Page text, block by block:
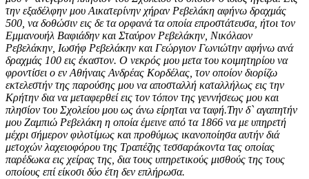
την εξαδέλφην μου Αικατερίνην χήραν Ρεβελάκη αφήνω δραχμάς
500, να δοθώσιν εις δε τα ορφανά τα οποία επροστάτευσα, ήτοι τον
Εμμανουήλ Βαφιάδην και Σταύρον Ρεβελάκην, Νικόλαον
Ρεβελάκην, Ιωσήφ Ρεβελάκην και Γεώργιον Γωνιώτην αφήνω ανά
δραχμάς 100 εις έκαστον. Ο νεκρός μου μετα του κοιμητηρίου να
φροντίσει ο εν Αθήναις Ανδρέας Κορδέλας, τον οποίον διορίζω
εκτελεστήν της παρούσης μου να αποσταλλή καταλλήλως εις την
Κρήτην δια να μεταφερθεί εις τον τόπον της γεννήσεως μου και
πλησίον του Σχολείου μου ως άνω είρηται να ταφή.Την δ` αγαπητήν
μου Ζαμπιώ Ρεβελάκη η οποία έμεινε από τα 1866 να με υπηρετή
μέχρι σήμερον φιλοτίμως και προθύμως ικανοποίησα αυτήν διά
μετοχών λαχειοφόρου της Τραπέζης τεσσαράκοντα τας οποίας
παρέδωκα εις χείρας της, δια τους υπηρετικούς μισθούς της τους
οποίους επί είκοσι δύο έτη δεν επλήρωσα.